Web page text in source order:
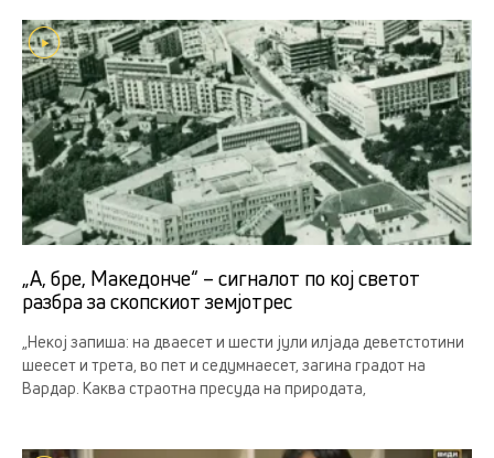
„А, бре, Македонче“ – сигналот по кој светот
разбра за скопскиот земјотрес
„Некој запиша: на дваесет и шести јули илјада деветстотини
шеесет и трета, во пет и седумнаесет, загина градот на
Вардар. Каква страотна пресуда на природата,